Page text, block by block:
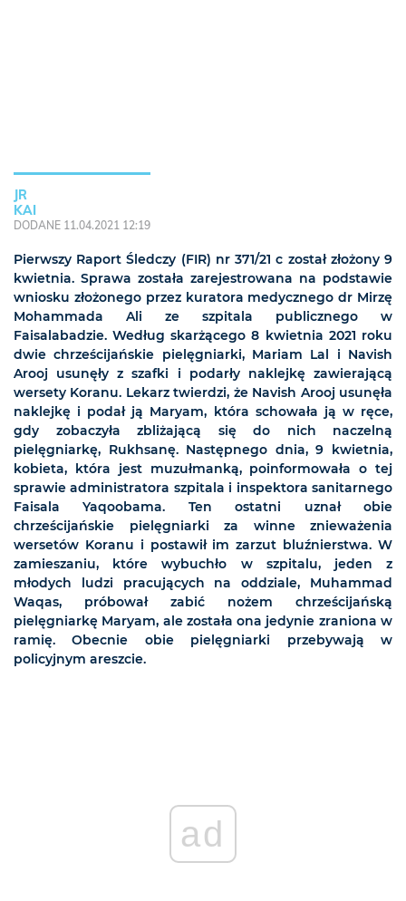
JR
KAI
DODANE 11.04.2021 12:19
Pierwszy Raport Śledczy (FIR) nr 371/21 c został złożony 9
kwietnia. Sprawa została zarejestrowana na podstawie
wniosku złożonego przez kuratora medycznego dr Mirzę
Mohammada Ali ze szpitala publicznego w
Faisalabadzie. Według skarżącego 8 kwietnia 2021 roku
dwie chrześcijańskie pielęgniarki, Mariam Lal i Navish
Arooj usunęły z szafki i podarły naklejkę zawierającą
wersety Koranu. Lekarz twierdzi, że Navish Arooj usunęła
naklejkę i podał ją Maryam, która schowała ją w ręce,
gdy zobaczyła zbliżającą się do nich naczelną
pielęgniarkę, Rukhsanę. Następnego dnia, 9 kwietnia,
kobieta, która jest muzułmanką, poinformowała o tej
sprawie administratora szpitala i inspektora sanitarnego
Faisala Yaqoobama. Ten ostatni uznał obie
chrześcijańskie pielęgniarki za winne znieważenia
wersetów Koranu i postawił im zarzut bluźnierstwa. W
zamieszaniu, które wybuchło w szpitalu, jeden z
młodych ludzi pracujących na oddziale, Muhammad
Waqas, próbował zabić nożem chrześcijańską
pielęgniarkę Maryam, ale została ona jedynie zraniona w
ramię. Obecnie obie pielęgniarki przebywają w
policyjnym areszcie.
ad